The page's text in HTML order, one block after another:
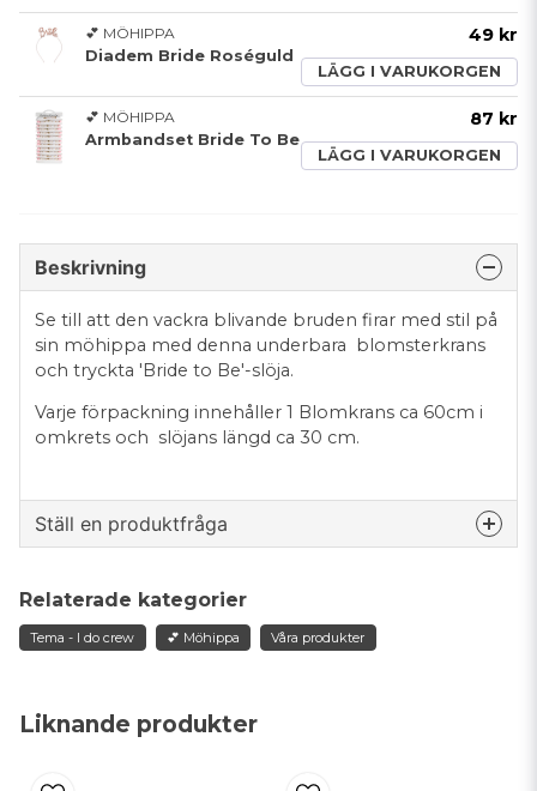
💕 MÖHIPPA
Diadem Bride Roséguld
49 kr
LÄGG I VARUKORGEN
💕 MÖHIPPA
Armbandset Bride To Be
87 kr
LÄGG I VARUKORGEN
Liknande produkter
Beskrivning
Se till att den vackra blivande bruden firar med stil på
sin möhippa med denna underbara blomsterkrans
och tryckta 'Bride to Be'-slöja.
Varje förpackning innehåller 1 Blomkrans ca 60cm i
omkrets och slöjans längd ca 30 cm.
Ställ en produktfråga
Fråga oss något om denna produkten...
Relaterade kategorier
Tema - I do crew 💕 Möhippa Våra produkter